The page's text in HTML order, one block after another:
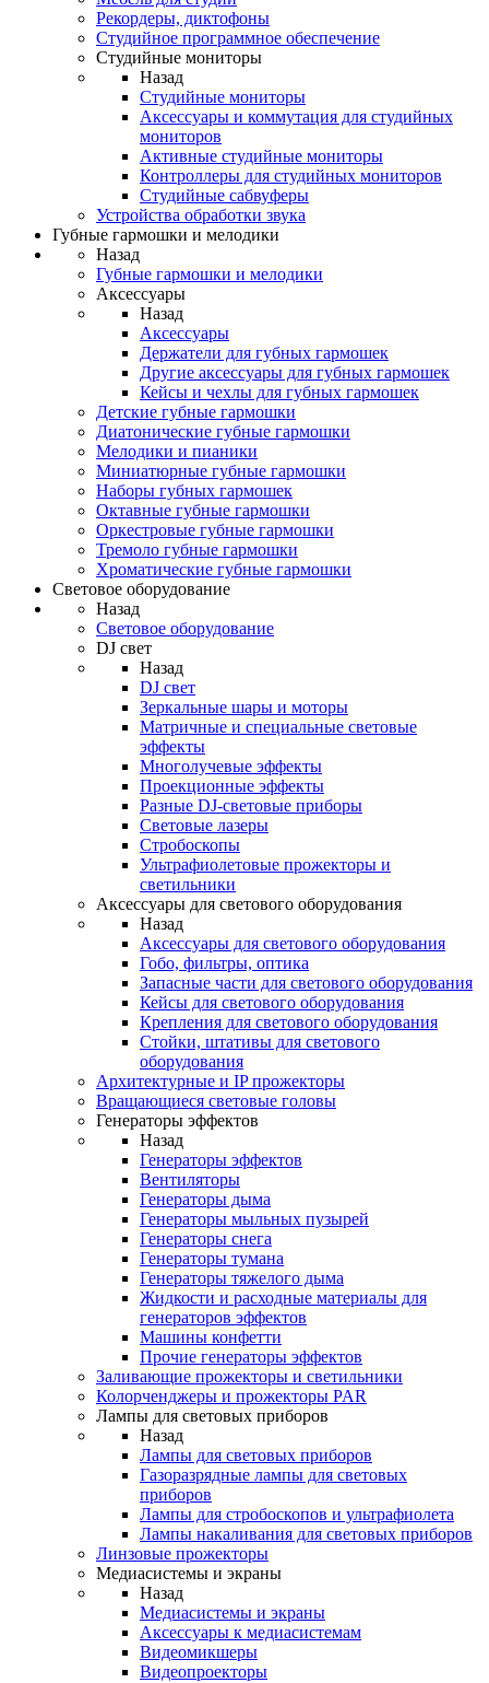
Рекордеры, диктофоны
Студийное программное обеспечение
Студийные мониторы
Назад
Студийные мониторы
Аксессуары и коммутация для студийных
мониторов
Активные студийные мониторы
Контроллеры для студийных мониторов
Студийные сабвуферы
Устройства обработки звука
Губные гармошки и мелодики
Назад
Губные гармошки и мелодики
Аксессуары
Назад
Аксессуары
Держатели для губных гармошек
Другие аксессуары для губных гармошек
Кейсы и чехлы для губных гармошек
Детские губные гармошки
Диатонические губные гармошки
Мелодики и пианики
Миниатюрные губные гармошки
Наборы губных гармошек
Октавные губные гармошки
Оркестровые губные гармошки
Тремоло губные гармошки
Хроматические губные гармошки
Световое оборудование
Назад
Световое оборудование
DJ свет
Назад
DJ свет
Зеркальные шары и моторы
Матричные и специальные световые
эффекты
Многолучевые эффекты
Проекционные эффекты
Разные DJ-световые приборы
Световые лазеры
Стробоскопы
Ультрафиолетовые прожекторы и
светильники
Аксессуары для светового оборудования
Назад
Аксессуары для светового оборудования
Гобо, фильтры, оптика
Запасные части для светового оборудования
Кейсы для светового оборудования
Крепления для светового оборудования
Стойки, штативы для светового
оборудования
Архитектурные и IP прожекторы
Вращающиеся световые головы
Генераторы эффектов
Назад
Генераторы эффектов
Вентиляторы
Генераторы дыма
Генераторы мыльных пузырей
Генераторы снега
Генераторы тумана
Генераторы тяжелого дыма
Жидкости и расходные материалы для
генераторов эффектов
Машины конфетти
Прочие генераторы эффектов
Заливающие прожекторы и светильники
Колорченджеры и прожекторы PAR
Лампы для световых приборов
Назад
Лампы для световых приборов
Газоразрядные лампы для световых
приборов
Лампы для стробоскопов и ультрафиолета
Лампы накаливания для световых приборов
Линзовые прожекторы
Медиасистемы и экраны
Назад
Медиасистемы и экраны
Аксессуары к медиасистемам
Видеомикшеры
Видеопроекторы